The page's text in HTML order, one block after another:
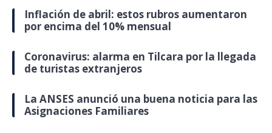
Inflación de abril: estos rubros aumentaron
por encima del 10% mensual
Coronavirus: alarma en Tilcara por la llegada
de turistas extranjeros
La ANSES anunció una buena noticia para las
Asignaciones Familiares